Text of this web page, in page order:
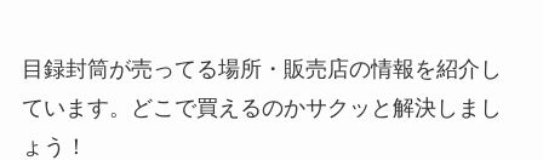
目録封筒が売ってる場所・販売店の情報を紹介し
ています。どこで買えるのかサクッと解決しまし
ょう！